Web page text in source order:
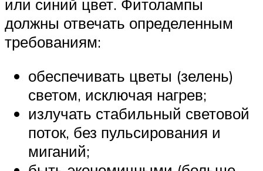
или синий цвет. Фитолампы
должны отвечать определенным
требованиям:
обеспечивать цветы (зелень)
светом, исключая нагрев;
излучать стабильный световой
поток, без пульсирования и
миганий;